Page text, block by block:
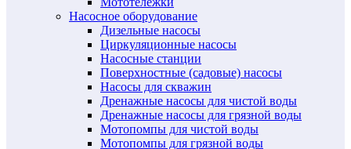
Насосное оборудование
Дизельные насосы
Циркуляционные насосы
Насосные станции
Поверхностные (садовые) насосы
Насосы для скважин
Дренажные насосы для чистой воды
Дренажные насосы для грязной воды
Мотопомпы для чистой воды
Мотопомпы для грязной воды